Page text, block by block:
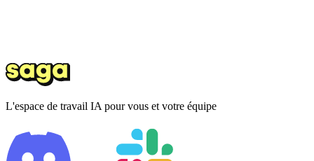
L'espace de travail IA pour vous et votre équipe